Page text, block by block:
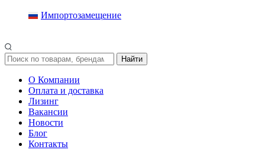
Импортозамещение
Найти
О Компании
Оплата и доставка
Лизинг
Вакансии
Новости
Блог
Контакты